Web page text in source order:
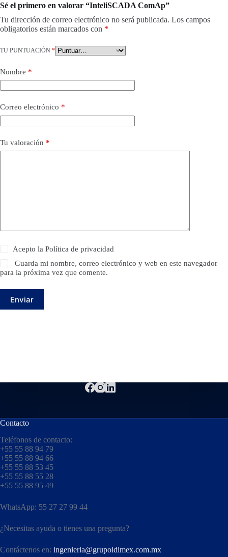
Sé el primero en valorar “InteliSCADA ComAp”
Tu dirección de correo electrónico no será publicada. Los campos
obligatorios están marcados con *
TU PUNTUACIÓN *
Nombre *
Correo electrónico *
Tu valoración *
Acepto laPolítica de privacidad
Guarda mi nombre, correo electrónico y web en este navegador
para la próxima vez que comente.
Enviar
Contacto
Teléfonos de contacto:
+55 55 88 94 79
+55 55 88 94 66
+55 55 88 53 45
+55 55 88 55 28
+55 55 88 95 49
WhatsApp: 55 27 27 99 44
¿Necesitas ayuda o tienes una pregunta?
Contáctenos en: ingenieria@grupoidimex.com.mx